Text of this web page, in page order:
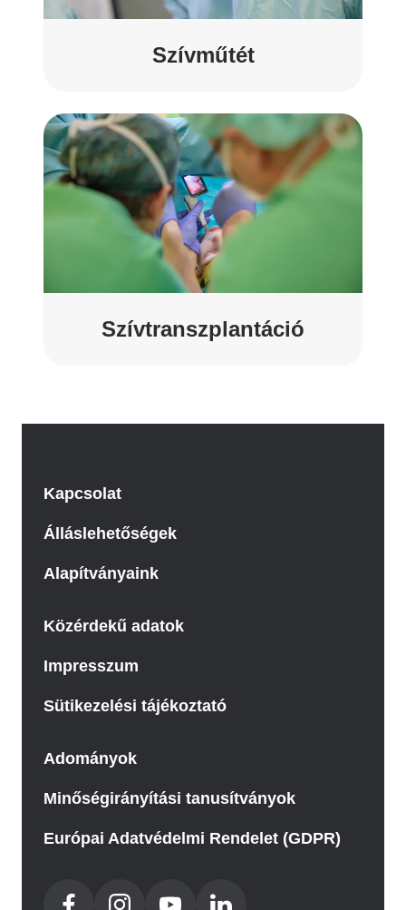
Szívműtét
Szívtranszplantáció
Kapcsolat
Álláslehetőségek
Alapítványaink
Közérdekű adatok
Impresszum
Sütikezelési tájékoztató
Adományok
Minőségirányítási tanusítványok
Európai Adatvédelmi Rendelet (GDPR)